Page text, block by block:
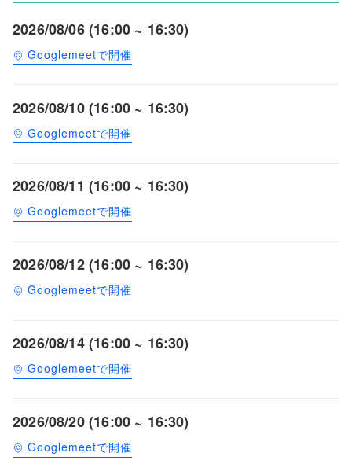
2026/08/06 (16:00 ~ 16:30)
Googlemeetで開催
2026/08/10 (16:00 ~ 16:30)
Googlemeetで開催
2026/08/11 (16:00 ~ 16:30)
Googlemeetで開催
2026/08/12 (16:00 ~ 16:30)
Googlemeetで開催
2026/08/14 (16:00 ~ 16:30)
Googlemeetで開催
2026/08/20 (16:00 ~ 16:30)
Googlemeetで開催